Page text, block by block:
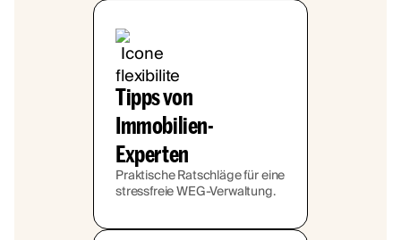
Tipps von
Immobilien-
Experten
Praktische Ratschläge für eine
stressfreie WEG-Verwaltung.